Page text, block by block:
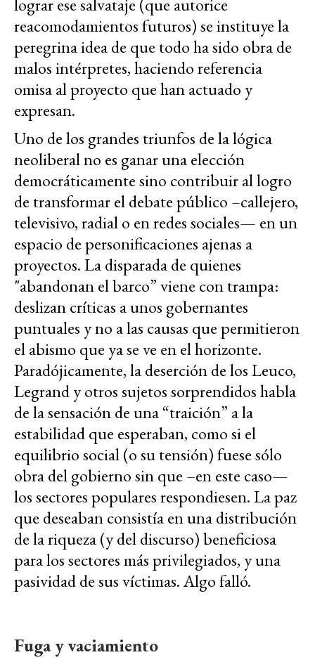
lograr ese salvataje (que autorice
reacomodamientos futuros) se instituye la
peregrina idea de que todo ha sido obra de
malos intérpretes, haciendo referencia
omisa al proyecto que han actuado y
expresan.
Uno de los grandes triunfos de la lógica
neoliberal no es ganar una elección
democráticamente sino contribuir al logro
de transformar el debate público –callejero,
televisivo, radial o en redes sociales— en un
espacio de personificaciones ajenas a
proyectos. La disparada de quienes
"abandonan el barco” viene con trampa:
deslizan críticas a unos gobernantes
puntuales y no a las causas que permitieron
el abismo que ya se ve en el horizonte.
Paradójicamente, la deserción de los Leuco,
Legrand y otros sujetos sorprendidos habla
de la sensación de una “traición” a la
estabilidad que esperaban, como si el
equilibrio social (o su tensión) fuese sólo
obra del gobierno sin que –en este caso—
los sectores populares respondiesen. La paz
que deseaban consistía en una distribución
de la riqueza (y del discurso) beneficiosa
para los sectores más privilegiados, y una
pasividad de sus víctimas. Algo falló.
Fuga y vaciamiento